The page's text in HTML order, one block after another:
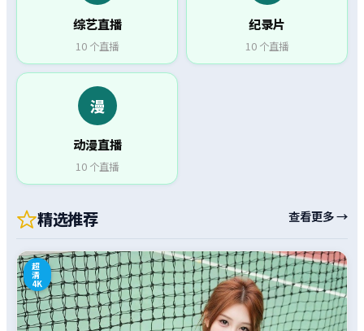
综艺直播
10 个直播
纪录片
10 个直播
漫
动漫直播
10 个直播
精选推荐 查看更多 →
超
清
4K